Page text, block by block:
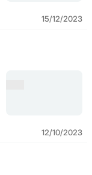
15/12/2023
12/10/2023